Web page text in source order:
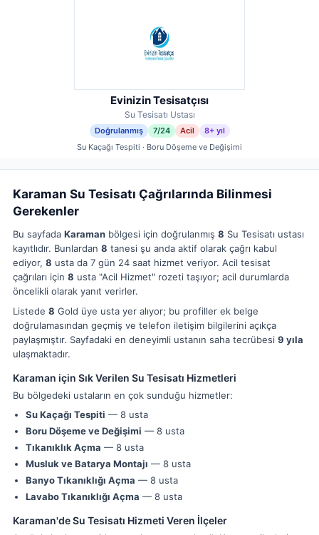
Evinizin Tesisatçısı
Su Tesisatı Ustası
Doğrulanmış 7/24 Acil
8+ yıl
Su Kaçağı Tespiti · Boru Döşeme ve Değişimi
Karaman Su Tesisatı Çağrılarında Bilinmesi
Gerekenler
Bu sayfada Karaman bölgesi için doğrulanmış 8 Su Tesisatı ustası
kayıtlıdır. Bunlardan 8 tanesi şu anda aktif olarak çağrı kabul
ediyor, 8 usta da 7 gün 24 saat hizmet veriyor. Acil tesisat
çağrıları için 8 usta "Acil Hizmet" rozeti taşıyor; acil durumlarda
öncelikli olarak yanıt verirler.
Listede 8 Gold üye usta yer alıyor; bu profiller ek belge
doğrulamasından geçmiş ve telefon iletişim bilgilerini açıkça
paylaşmıştır. Sayfadaki en deneyimli ustanın saha tecrübesi 9 yıla
ulaşmaktadır.
Karaman için Sık Verilen Su Tesisatı Hizmetleri
Bu bölgedeki ustaların en çok sunduğu hizmetler:
Su Kaçağı Tespiti — 8 usta
Boru Döşeme ve Değişimi — 8 usta
Tıkanıklık Açma — 8 usta
Musluk ve Batarya Montajı — 8 usta
Banyo Tıkanıklığı Açma — 8 usta
Lavabo Tıkanıklığı Açma — 8 usta
Karaman'de Su Tesisatı Hizmeti Veren İlçeler